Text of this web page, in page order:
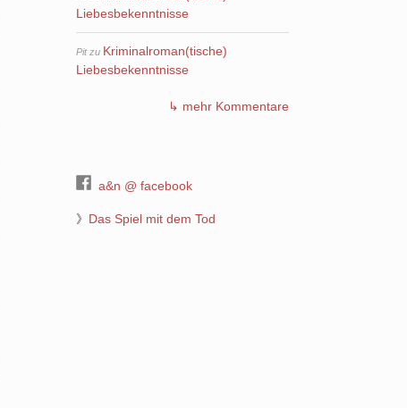
Liebesbekenntnisse
Pitzu Kriminalroman(tische)
Liebesbekenntnisse
↳ mehr Kommentare
a&n @ facebook
》 Das Spiel mit dem Tod